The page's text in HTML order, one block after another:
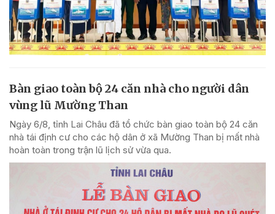
Bàn giao toàn bộ 24 căn nhà cho người dân
vùng lũ Mường Than
Ngày 6/8, tỉnh Lai Châu đã tổ chức bàn giao toàn bộ 24 căn
nhà tái định cư cho các hộ dân ở xã Mường Than bị mất nhà
hoàn toàn trong trận lũ lịch sử vừa qua.